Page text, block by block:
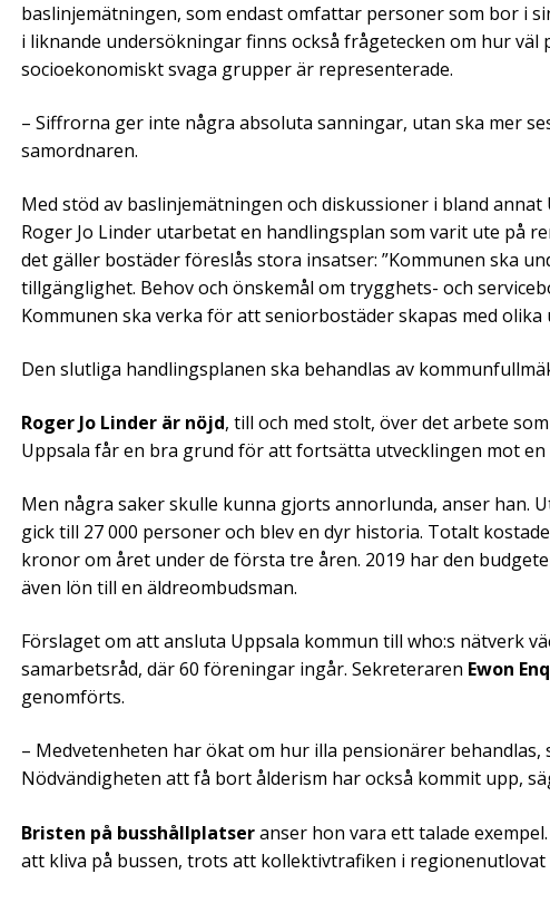
baslinjemätningen, som endast omfattar personer som bor i
i liknande undersökningar finns också frågetecken om hur
socioekonomiskt svaga grupper är representerade.
– Siffrorna ger inte några absoluta sanningar, utan ska mer
samordnaren.
Med stöd av baslinjemätningen och diskussioner i bland
Roger Jo Linder utarbetat en handlingsplan som varit ute på
det gäller bostäder föreslås stora insatser: ”Kommunen ska
tillgänglighet. Behov och önskemål om trygghets- och
Kommunen ska verka för att seniorbostäder skapas med olika
Den slutliga handlingsplanen ska behandlas av
Roger Jo Linder är nöjd, till och med stolt, över det arbete
Uppsala får en bra grund för att fortsätta utvecklingen mot en
Men några saker skulle kunna gjorts annorlunda, anser han.
gick till 27 000 personer och blev en dyr historia. Totalt
kronor om året under de första tre åren. 2019 har den
även lön till en äldreombudsman.
Förslaget om att ansluta Uppsala kommun till who:s nätverk
samarbetsråd, där 60 föreningar ingår. Sekreteraren Ewon
genomförts.
– Medvetenheten har ökat om hur illa pensionärer behandlas,
Nödvändigheten att få bort ålderism har också kommit upp,
Bristen på busshållplatseranser hon vara ett talade
att kliva på bussen, trots att kollektivtrafiken i